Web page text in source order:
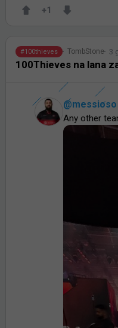
+1
#100thieves TombStone 3
100Thieves na lana
@messioso
Any other